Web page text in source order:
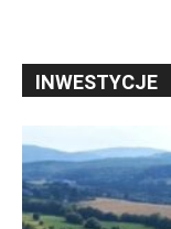
INWESTYCJE